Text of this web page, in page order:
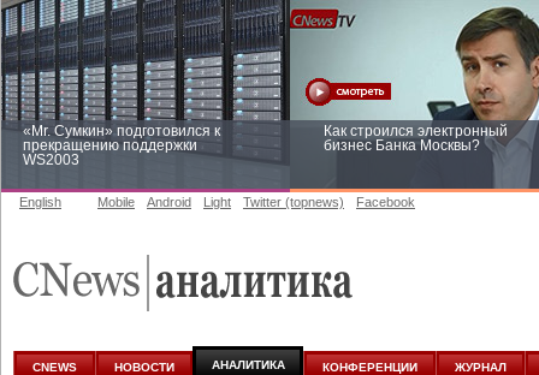
«Mr. Сумкин» подготовился к
прекращению поддержки
WS2003
Как строился электронный
бизнес Банка Москвы?
аналитике
English Mobile Android Light Twitter (topnews) Facebook
CNEWS НОВОСТИ АНАЛИТИКА КОНФЕРЕНЦИИ ЖУРНАЛ